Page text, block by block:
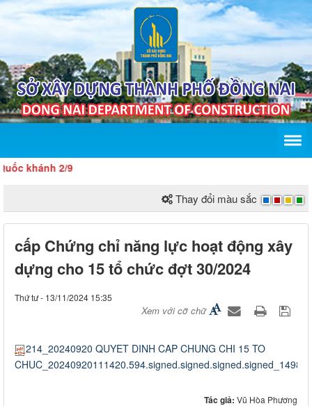
khánh 2/9
Thay đổi màu sắc
cấp Chứng chỉ năng lực hoạt động xây
dựng cho 15 tổ chức đợt 30/2024
Thứ tư - 13/11/2024 15:35
Xem với cỡ chữ
214_20240920 QUYET DINH CAP CHUNG CHI 15 TO
Tác giả: Vũ Hòa Phương